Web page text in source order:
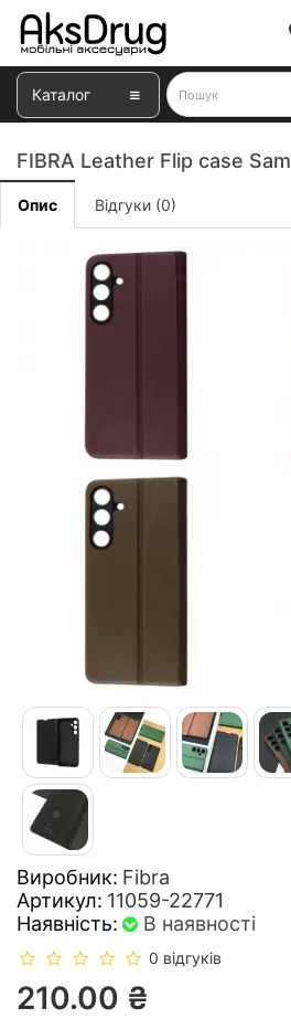
Каталог
FIBRA Leather Flip case
Опис Відгуки (0)
Виробник: Fibra
Артикул: 11059-22771
Наявність:
В наявності
0 відгуків
210.00 ₴